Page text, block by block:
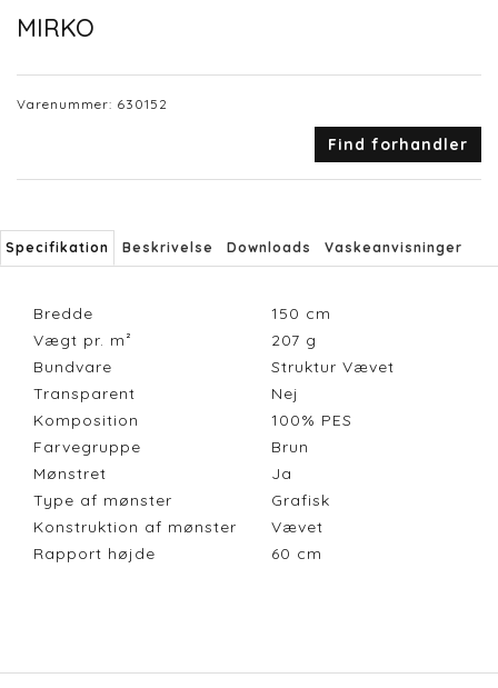
MIRKO
Varenummer: 630152
Find forhandler
Specifikation Beskrivelse Downloads Vaskeanvisninger
Bredde 150 cm
Vægt pr. m²
207 g
Bundvare
Struktur Vævet
Transparent
Nej
Komposition
100% PES
Farvegruppe
Brun
Mønstret
Ja
Type af mønster
Grafisk
Konstruktion af mønster
Vævet
Rapport højde
60 cm